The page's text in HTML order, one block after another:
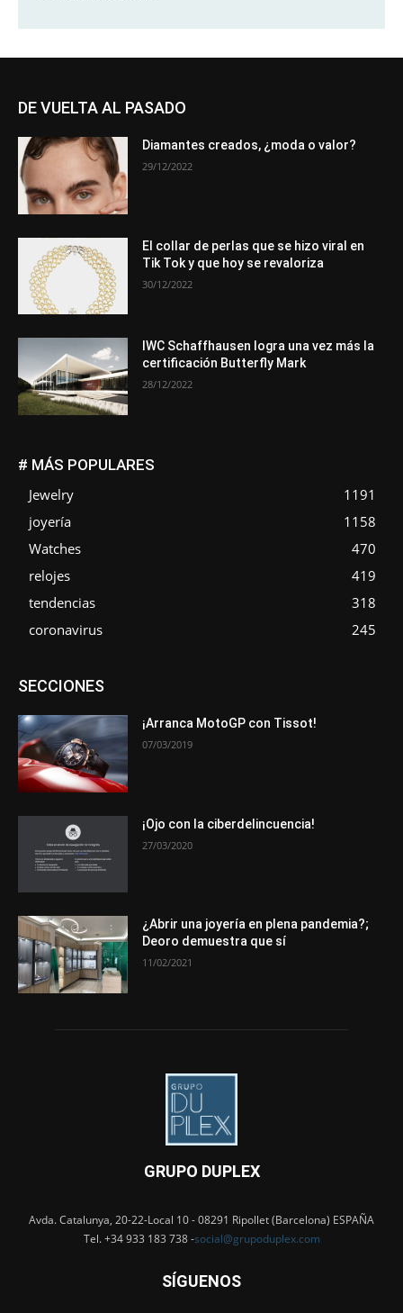
DE VUELTA AL PASADO
Diamantes creados, ¿moda o valor?
29/12/2022
El collar de perlas que se hizo viral en
Tik Tok y que hoy se revaloriza
30/12/2022
IWC Schaffhausen logra una vez más la
certificación Butterfly Mark
28/12/2022
# MÁS POPULARES
Jewelry
1191
joyería
1158
Watches
470
relojes
419
tendencias
318
coronavirus
245
SECCIONESAsociaciones
Novedades
Opiniones Premios Secciones
¡Arranca MotoGP con Tissot!
07/03/2019
¡Ojo con la ciberdelincuencia!
27/03/2020
¿Abrir una joyería en plena pandemia?;
Deoro demuestra que sí
11/02/2021
GRUPO DUPLEX
Avda. Catalunya, 20-22-Local 10 - 08291 Ripollet (Barcelona) ESPAÑA
Tel. +34 933 183 738 -social@grupoduplex.com
SÍGUENOS